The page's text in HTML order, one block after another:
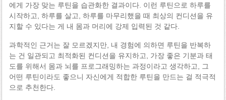
에게 가장 맞는 루틴을 습관화한 결과이다. 이런 루틴으로 하루를
시작하고, 하루를 살고, 하루를 마무리했을 때 최상의 컨디션을 유
지할 수 있다는 게 내 몸과 머리에 강제 입력된 것 같다.
과학적인 근거는 잘 모르겠지만, 내 경험에 의하면 루틴을 반복하
는 건 일관되고 최적화된 컨디션을 유지하고, 가장 좋은 기분과 태
도를 위해서 몸과 뇌를 프로그래밍하는 과정이라고 생각하고, 그
어떤 루틴이라도 좋으니 자신에게 적합한 루틴을 만드는 걸 적극적
으로 추천한다.